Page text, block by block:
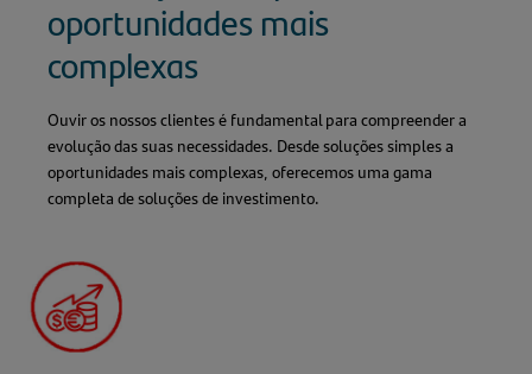
oportunidades mais
complexas
Ouvir os nossos clientes é fundamental para compreender a
evolução das suas necessidades. Desde soluções simples a
oportunidades mais complexas, oferecemos uma gama
completa de soluções de investimento.